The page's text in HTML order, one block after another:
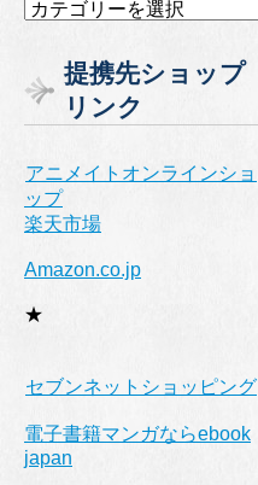
カ
リ
ー
提携先ショップ
リンク
アニメイトオンラインショ
ップ
楽天市場
Amazon.co.jp
★
セブンネットショッピング
電子書籍マンガならebook
japan